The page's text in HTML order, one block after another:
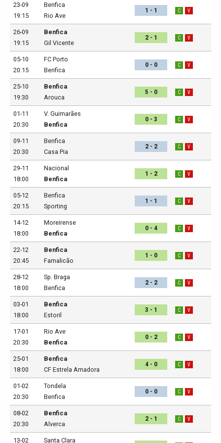
23-09
19:15
Benfica
Rio Ave
1 - 1 C V
26-09
19:15
Benfica
Gil Vicente
2 - 1 C V
05-10
20:15
FC Porto
Benfica
0 - 0 C V
25-10
19:30
Benfica
Arouca
5 - 0 C V
01-11
20:30
V. Guimarães
Benfica
0 - 3 C V
09-11
20:30
Benfica
Casa Pia
2 - 2 C V
29-11
18:00
Nacional
Benfica
1 - 2 C V
05-12
20:15
Benfica
Sporting
1 - 1 C V
14-12
18:00
Moreirense
Benfica
0 - 4 C V
22-12
20:45
Benfica
Famalicão
1 - 0 C V
28-12
18:00
Sp. Braga
Benfica
2 - 2 C V
03-01
18:00
Benfica
Estoril
3 - 1 C V
17-01
20:30
Rio Ave
Benfica
0 - 2 C V
25-01
18:00
Benfica
CF Estrela Amadora
4 - 0 C V
01-02
20:30
Tondela
Benfica
0 - 0 C V
08-02
20:30
Benfica
Alverca
2 - 1 C V
13-02 Santa Clara